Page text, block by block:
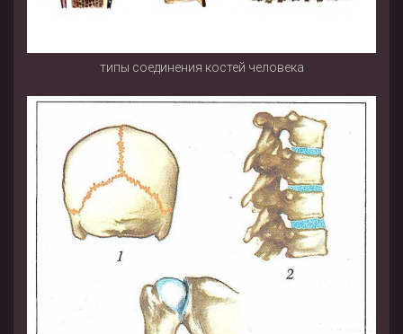
типы соединения костей человека